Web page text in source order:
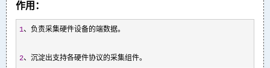
作用：
1、负责采集硬件设备的端数据。
2、沉淀出支持各硬件协议的采集组件。